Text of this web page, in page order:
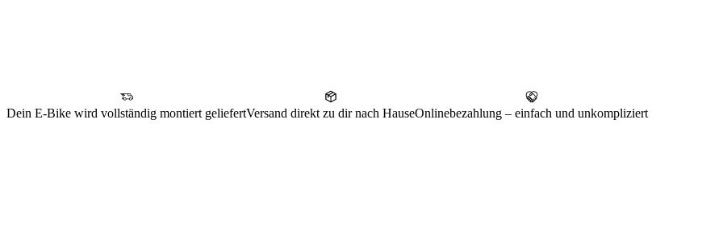
Dein E-Bike wird vollständig montiert geliefertVersand direkt zu dir nach HauseOnlinebezahlung – einfach und unkompliziert